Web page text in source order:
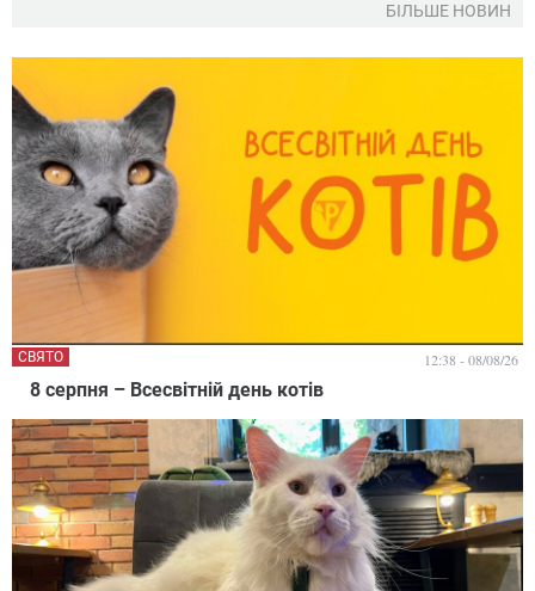
БІЛЬШЕ НОВИН
8 серпня – Всесвітній день котів
СВЯТО 12:38 - 08/08/26